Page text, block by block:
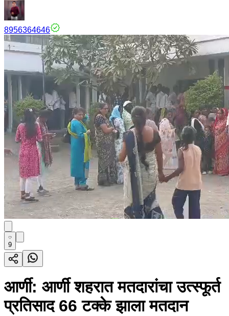
8956364646
9
आर्णी: आर्णी शहरात मतदारांचा उत्स्फूर्त
प्रतिसाद 66 टक्के झाला मतदान